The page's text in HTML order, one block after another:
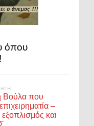
όπου
Βούλα που
–
και